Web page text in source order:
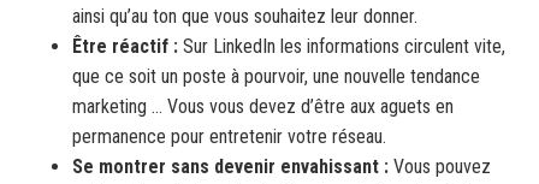
ainsi qu’au ton que vous souhaitez leur donner.
Être réactif : Sur LinkedIn les informations circulent vite,
que ce soit un poste à pourvoir, une nouvelle tendance
marketing … Vous vous devez d’être aux aguets en
permanence pour entretenir votre réseau.
Se montrer sans devenir envahissant : Vous pouvez